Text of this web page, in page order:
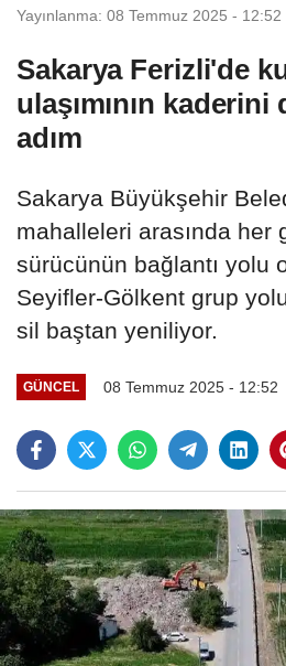
Yayınlanma: 08 Temmuz 2025 - 12:52
Sakarya Ferizli'de
ulaşımının
adım
Sakarya Büyükşehir
mahalleleri arasında her
sürücünün bağlantı yolu
Seyifler-Gölkent grup
sil baştan yeniliyor.
GÜNCEL 08 Temmuz 2025 - 12:52